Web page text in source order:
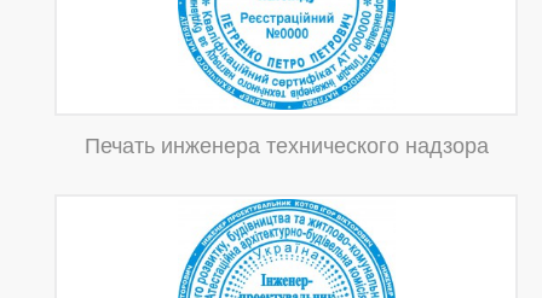
Печать инженера технического надзора